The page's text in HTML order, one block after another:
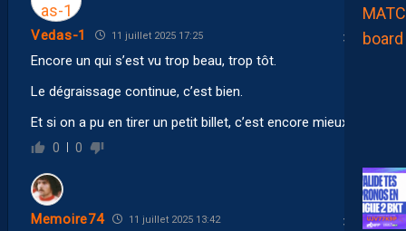
Vedas-1 11 juillet 2025 17:25
Encore un qui s’est vu trop beau, trop tôt.
Le dégraissage continue, c’est bien.
Et si on a pu en tirer un petit billet, c’est encore mieux.
0 0
Memoire74 11 juillet 2025 13:42